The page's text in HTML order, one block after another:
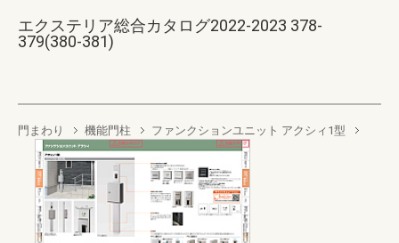
エクステリア総合カタログ2022-2023 378-
379(380-381)
門まわり 機能門柱 ファンクションユニット アクシィ1型